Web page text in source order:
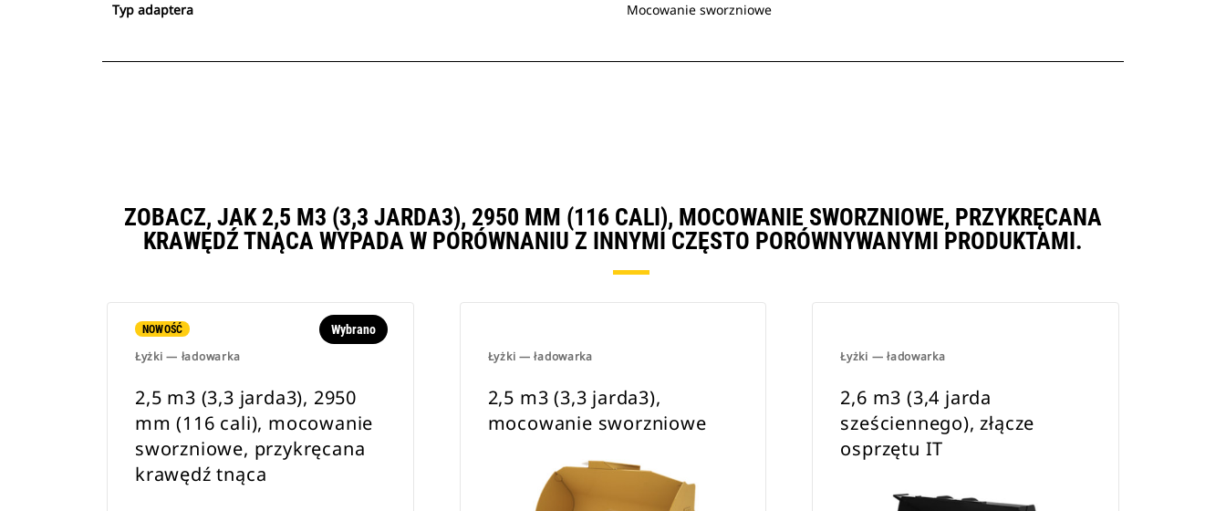
Typ adaptera Mocowanie sworzniowe
ZOBACZ, JAK 2,5 M3 (3,3 JARDA3), 2950 MM (116 CALI), MOCOWANIE SWORZNIOWE, PRZYKRĘCANA
KRAWĘDŹ TNĄCA WYPADA W PORÓWNANIU Z INNYMI CZĘSTO PORÓWNYWANYMI PRODUKTAMI.
NOWOŚĆ
Łyżki — ładowarka
Wybrano
2,5 m3 (3,3 jarda3), 2950
mm (116 cali), mocowanie
sworzniowe, przykręcana
krawędź tnąca
Łyżki — ładowarka
2,5 m3 (3,3 jarda3),
mocowanie sworzniowe
Łyżki — ładowarka
2,6 m3 (3,4 jarda
sześciennego), złącze
osprzętu IT